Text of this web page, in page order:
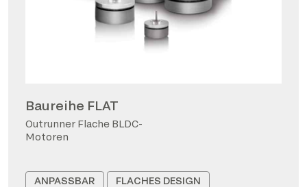
Baureihe FLAT
Outrunner Flache BLDC-
Motoren
ANPASSBAR
FLACHES DESIGN